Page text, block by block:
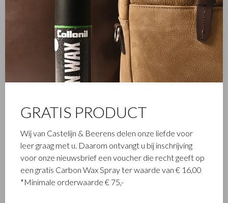
FAMILIEBEDRIJF
Het in Waalwijk gevestigde Castelijn & Beerens is een
gerenommeerd familiebedrijf dat al sinds 1945 luxe
lederwaren ontwerpt en vervaardigt. Het bedrijf werd
Inmiddels staat de 3e generatie – Babette en Martijn
internationale bekendheid. De familietraditie van kwaliteit en
vakmanschap staat nog altijd hoog in het vaandel. Iets wat ook
is terug te zien in de collectie van het eigentijdse RENEE-label
dat in 2012 werd gelanceerd.
GRATIS PRODUCT
Wij van Castelijn & Beerens delen onze liefde voor
leer graag met u. Daarom ontvangt u bij inschrijving
voor onze nieuwsbrief een voucher die recht geeft op
een gratis Carbon Wax Spray ter waarde van € 16,00
*Minimale orderwaarde € 75,-